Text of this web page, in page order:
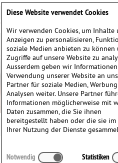
Diese Website verwendet Cookies
Wir verwenden Cookies, um Inhalte
Anzeigen zu personalisieren,
soziale Medien anbieten zu können
Zugriffe auf unsere Website zu
Ausserdem geben wir
Verwendung unserer Website an
Partner für soziale Medien,
Analysen weiter. Unsere Partner
Informationen möglicherweise mit
Daten zusammen, die Sie ihnen
bereitgestellt haben oder die sie im
Ihrer Nutzung der Dienste
Notwendig Statistiken